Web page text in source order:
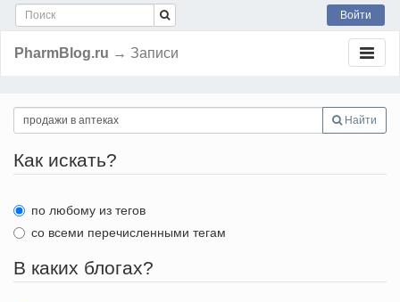
Войти
PharmBlog.ru → Записи
Найти
Как искать?
по любому из тегов
со всеми перечисленными тегам
В каких блогах?